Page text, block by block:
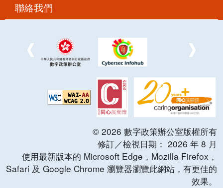
聯絡我們
© 2026 數字政策辦公室版權所有
修訂／檢視日期： 2026 年 8 月
使用最新版本的 Microsoft Edge，Mozilla Firefox，
Safari 及 Google Chrome 瀏覽器瀏覽此網站，有更佳的
效果。